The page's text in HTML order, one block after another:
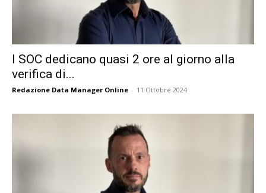
I SOC dedicano quasi 2 ore al giorno alla
verifica di...
Redazione Data Manager Online - 11 Ottobre 2024